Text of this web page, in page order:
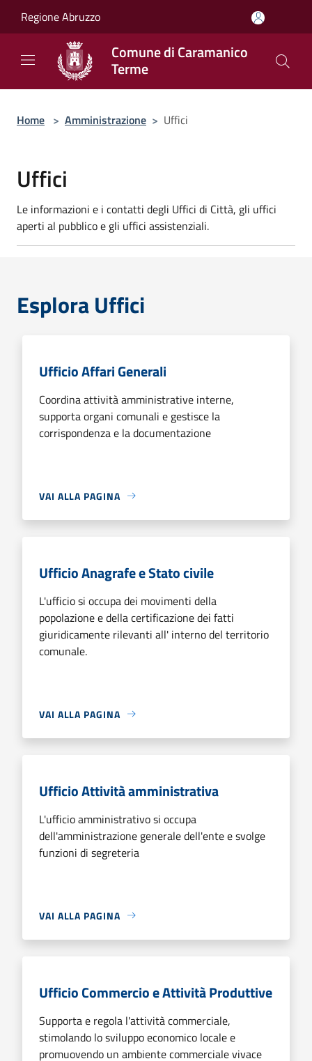
Regione Abruzzo
Comune di Caramanico
Terme
Home > Amministrazione > Uffici
Uffici
Le informazioni e i contatti degli Uffici di Città, gli uffici
aperti al pubblico e gli uffici assistenziali.
Esplora Uffici
Ufficio Affari Generali
Coordina attività amministrative interne,
supporta organi comunali e gestisce la
corrispondenza e la documentazione
VAI ALLA PAGINA
Ufficio Anagrafe e Stato civile
L'ufficio si occupa dei movimenti della
popolazione e della certificazione dei fatti
giuridicamente rilevanti all' interno del territorio
comunale.
VAI ALLA PAGINA
Ufficio Attività amministrativa
L'ufficio amministrativo si occupa
dell'amministrazione generale dell'ente e svolge
funzioni di segreteria
VAI ALLA PAGINA
Ufficio Commercio e Attività Produttive
Supporta e regola l'attività commerciale,
stimolando lo sviluppo economico locale e
promuovendo un ambiente commerciale vivace